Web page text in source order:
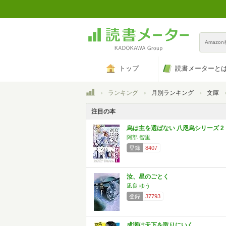
Amazon
トップ 読書メーターと
トップランキング 月別ランキング 文庫
注目の本
烏は主を選ばない 八咫烏シリーズ 2
阿部 智里
登録
8407
汝、星のごとく
凪良 ゆう
登録
37793